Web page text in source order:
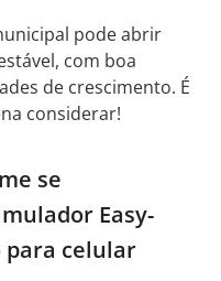
pode abrir
com boa
de crescimento. É
considerar!
se
Easy-
para celular